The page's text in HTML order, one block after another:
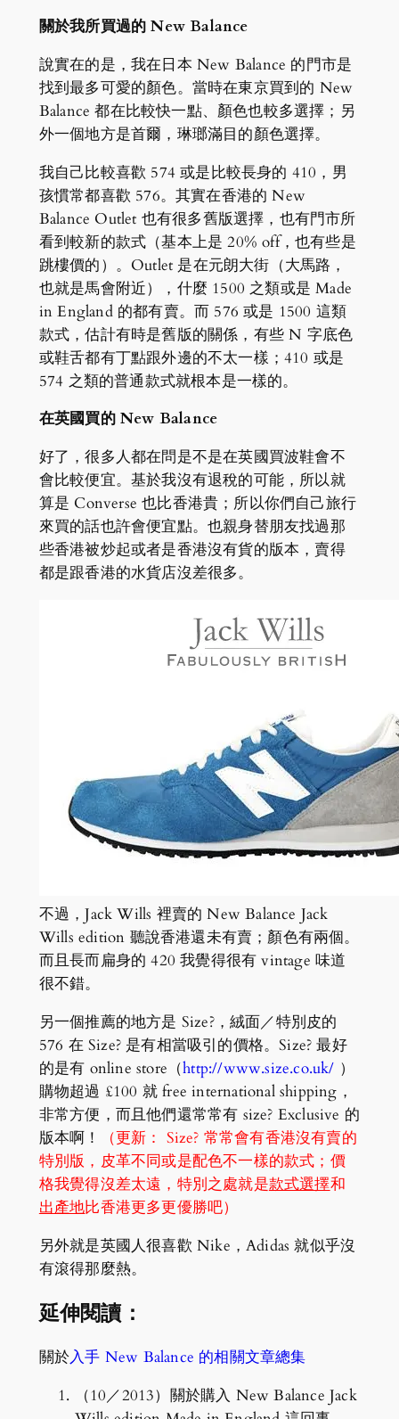
關於我所買過的 New Balance
說實在的是，我在日本 New Balance 的門市是
找到最多可愛的顏色。當時在東京買到的 New
Balance 都在比較快一點、顏色也較多選擇；另
外一個地方是首爾，琳瑯滿目的顏色選擇。
我自己比較喜歡 574 或是比較長身的 410，男
孩慣常都喜歡 576。其實在香港的 New
Balance Outlet 也有很多舊版選擇，也有門市所
看到較新的款式（基本上是 20% off，也有些是
跳樓價的）。Outlet 是在元朗大街（大馬路，
也就是馬會附近），什麼 1500 之類或是 Made
in England 的都有賣。而 576 或是 1500 這類
款式，估計有時是舊版的關係，有些 N 字底色
或鞋舌都有丁點跟外邊的不太一樣；410 或是
574 之類的普通款式就根本是一樣的。
在英國買的 New Balance
好了，很多人都在問是不是在英國買波鞋會不
會比較便宜。基於我沒有退稅的可能，所以就
算是 Converse 也比香港貴；所以你們自己旅行
來買的話也許會便宜點。也親身替朋友找過那
些香港被炒起或者是香港沒有貨的版本，賣得
都是跟香港的水貨店沒差很多。
不過，Jack Wills 裡賣的 New Balance Jack
Wills edition 聽說香港還未有賣；顏色有兩個。
而且長而扁身的 420 我覺得很有 vintage 味道
很不錯。
另一個推薦的地方是 Size?，絨面／特別皮的
576 在 Size? 是有相當吸引的價格。Size? 最好
的是有 online store（http://www.size.co.uk/ ）
購物超過 £100 就 free international shipping，
非常方便，而且他們還常常有 size? Exclusive 的
版本啊！
（更新： Size? 常常會有香港沒有賣的
特別版，皮革不同或是配色不一樣的款式；價
格我覺得沒差太遠，特別之處就是款式選擇和
出產地比香港更多更優勝吧）
另外就是英國人很喜歡 Nike，Adidas 就似乎沒
有滾得那麼熱。
延伸閱讀：
關於入手 New Balance 的相關文章總集
（10／2013）關於購入 New Balance Jack